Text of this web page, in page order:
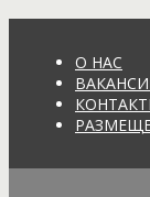
О НАС